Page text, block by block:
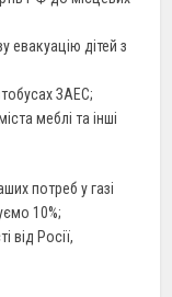
евакуацію дітей з
ЗАЕС;
меблі та інші
потреб у газі
10%;
від Росії,